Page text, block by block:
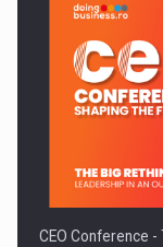
CEO Conference -